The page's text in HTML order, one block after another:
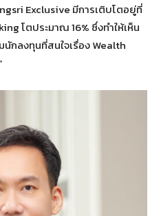
Exclusive มีการเติบโตอยู่ที่
โตประมาณ 16% ซึ่งทำให้เห็น
นักลงทุนที่สนใจเรื่อง Wealth